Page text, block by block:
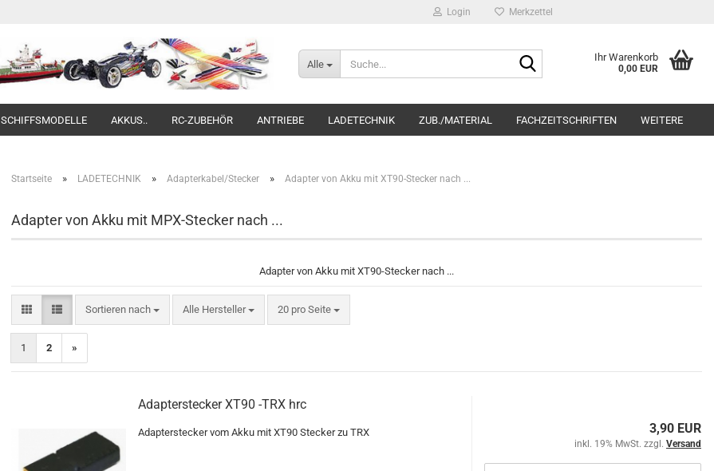
Login Merkzettel
Alle
Ihr Warenkorb
0,00 EUR
SCHIFFSMODELLE AKKUS.. RC-ZUBEHÖR ANTRIEBE LADETECHNIK ZUB./MATERIAL FACHZEITSCHRIFTEN WEITERE
Startseite » LADETECHNIK » Adapterkabel/Stecker » Adapter von Akku mit XT90-Stecker nach ...
Adapter von Akku mit MPX-Stecker nach ...
Adapter von Akku mit XT90-Stecker nach ...
Sortieren nach
Sortieren nach Alle Hersteller 20 pro Seite
pro Seite
1 2 »
Adapterstecker XT90 -TRX hrc
Adapterstecker vom Akku mit XT90 Stecker zu TRX 3,90 EUR
inkl. 19% MwSt. zzgl. Versand